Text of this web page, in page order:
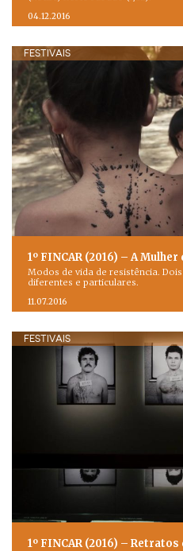
04.12.2016
FESTIVAIS
1º FINCAR (2016) – A
Modos de vida de resistência.
diferentes e particulares.
11.07.2016
FESTIVAIS
1º FINCAR (2016) –